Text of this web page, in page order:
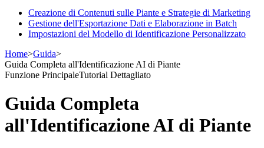
Creazione di Contenuti sulle Piante e Strategie di Marketing
Gestione dell'Esportazione Dati e Elaborazione in Batch
Impostazioni del Modello di Identificazione Personalizzato
Home>Guida>
Guida Completa all'Identificazione AI di Piante
Funzione PrincipaleTutorial Dettagliato
Guida Completa
all'Identificazione AI di Piante